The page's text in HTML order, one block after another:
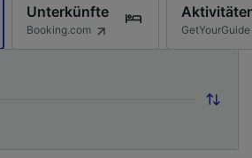
Unterkünfte
Booking.com GetYourGuide